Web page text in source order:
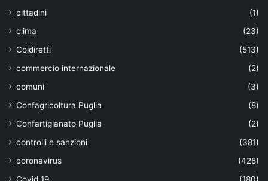
cittadini
(1)
clima
(23)
Coldiretti
(513)
commercio internazionale
(2)
comuni
(3)
Confagricoltura Puglia
(8)
Confartigianato Puglia
(2)
controlli e sanzioni
(381)
coronavirus
(428)